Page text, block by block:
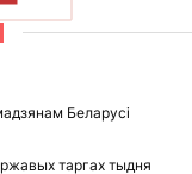
Беларусі
таргах тыдня